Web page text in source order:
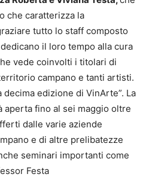
che caratterizza la
tutto lo staff composto
il loro tempo alla cura
vede coinvolti i titolari di
campano e tanti artisti.
edizione di VinArte”. La
aperta fino al sei maggio oltre
dalle varie aziende
e di altre prelibatezze
seminari importanti come
Festa